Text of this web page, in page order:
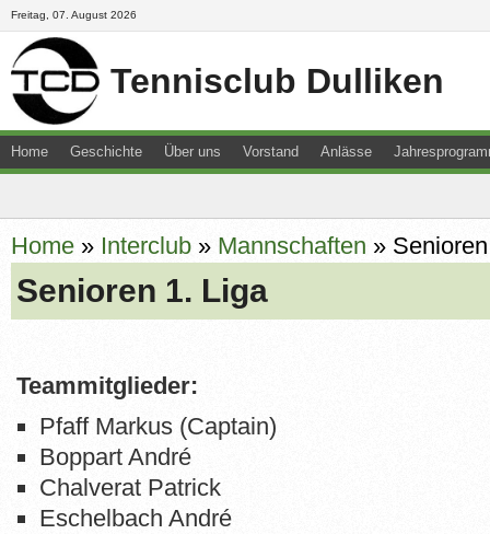
Freitag, 07. August 2026
Tennisclub Dulliken
Home Geschichte Über uns Vorstand Anlässe
Home » Interclub » Mannschaften »
Senioren 1. Liga
Teammitglieder:
Pfaff Markus (Captain)
Boppart André
Chalverat Patrick
Eschelbach André